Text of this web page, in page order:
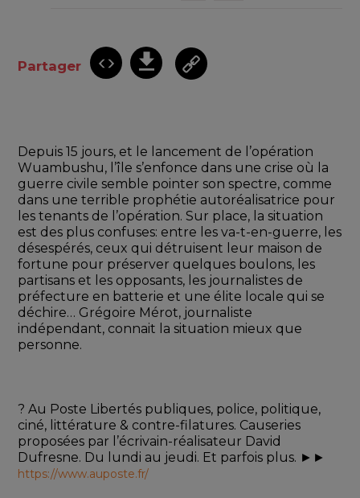
Partager
Depuis 15 jours, et le lancement de l’opération
Wuambushu, l’île s’enfonce dans une crise où la
guerre civile semble pointer son spectre, comme
dans une terrible prophétie autoréalisatrice pour
les tenants de l’opération. Sur place, la situation
est des plus confuses: entre les va-t-en-guerre, les
désespérés, ceux qui détruisent leur maison de
fortune pour préserver quelques boulons, les
partisans et les opposants, les journalistes de
préfecture en batterie et une élite locale qui se
déchire… Grégoire Mérot, journaliste
indépendant, connait la situation mieux que
personne.
? Au Poste Libertés publiques, police, politique,
ciné, littérature & contre-filatures. Causeries
proposées par l’écrivain-réalisateur David
https://www.auposte.fr/